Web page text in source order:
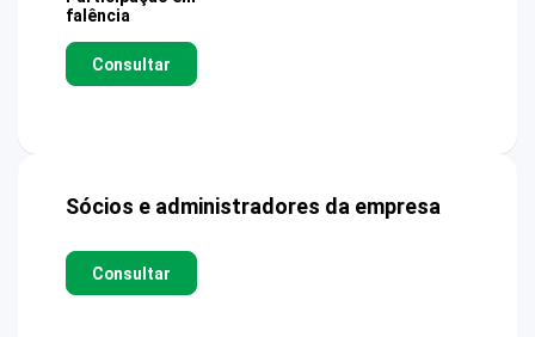
falência
Consultar
Sócios e administradores da empresa
Consultar